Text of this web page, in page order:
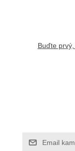
Buďte
Email